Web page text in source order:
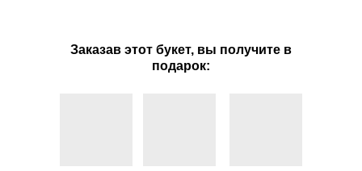
Заказав этот букет, вы получите в
подарок: